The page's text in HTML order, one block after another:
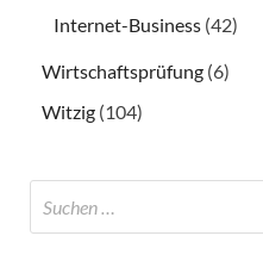
Internet-Business (42)
Wirtschaftsprüfung (6)
Witzig (104)